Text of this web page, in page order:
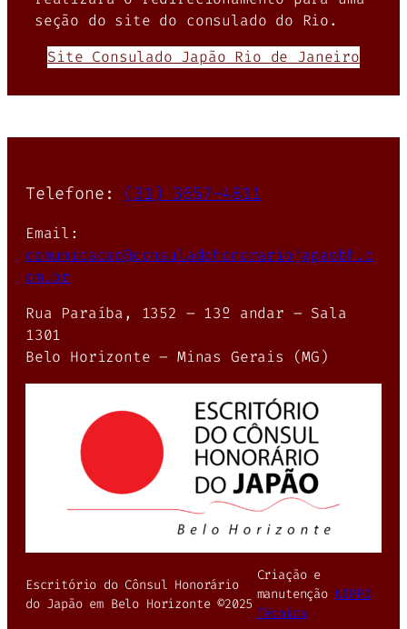
seção do site do consulado do Rio.
Site Consulado Japão Rio de Janeiro
Telefone: (31) 3657-4811
Email:
comunicacao@consuladohonorariojapaobh.c
om.br
Rua Paraíba, 1352 – 13º andar – Sala
1301
Belo Horizonte – Minas Gerais (MG)
Escritório do Cônsul Honorário
do Japão em Belo Horizonte ©2025
Criação e
manutenção NIPPO
Técnica